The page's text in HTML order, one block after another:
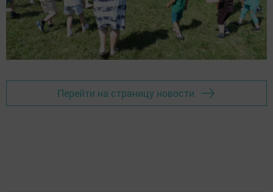
Перейти на страницу новости